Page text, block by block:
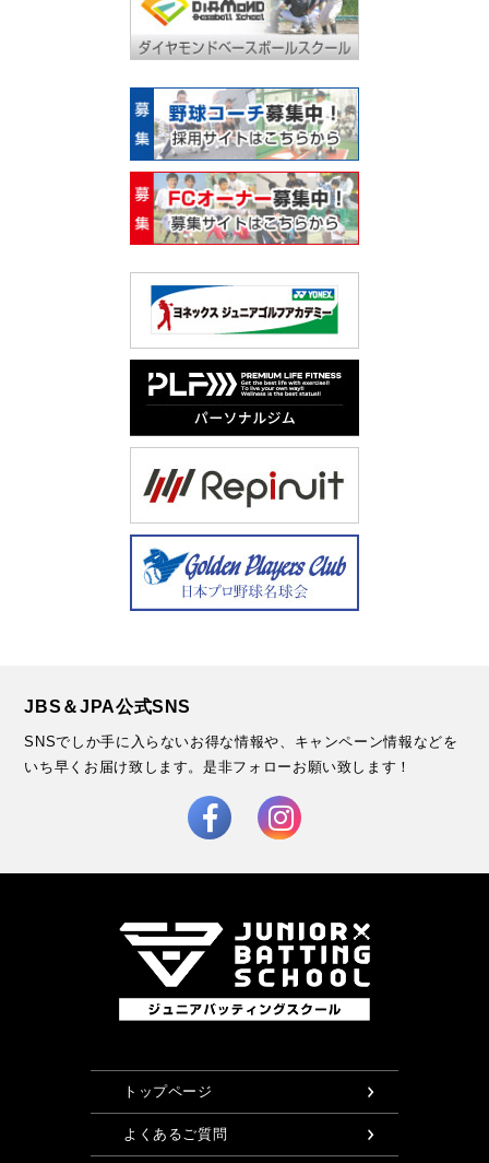
JBS＆JPA公式SNS
SNSでしか手に入らないお得な情報や、キャンペーン情報などを
いち早くお届け致します。是非フォローお願い致します！
トップページ
よくあるご質問